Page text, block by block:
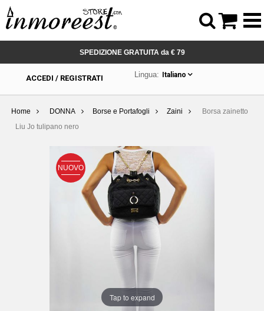
SPEDIZIONE GRATUITA da € 79
ACCEDI / REGISTRATI Lingua: Italiano
Home DONNA Borse e Portafogli Zaini
Borsa zainetto
Liu Jo tulipano nero
NUOVO
Tap to expand
 